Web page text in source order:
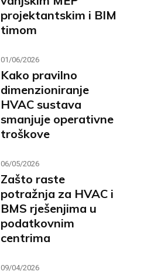
projektantskim i BIM
timom
01/06/2026
Kako pravilno
dimenzioniranje
HVAC sustava
smanjuje operativne
troškove
06/05/2026
Zašto raste
potražnja za HVAC i
BMS rješenjima u
podatkovnim
centrima
09/04/2026